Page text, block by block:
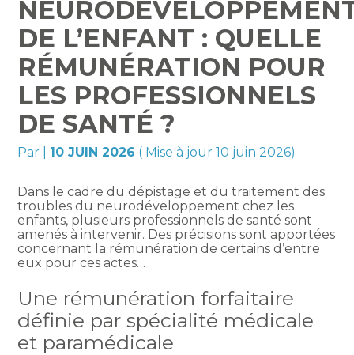
DE L’ENFANT : QUELLE
RÉMUNÉRATION POUR
LES PROFESSIONNELS
DE SANTÉ ?
Par 10 JUIN 2026 ( Mise à jour 10 juin 2026)
Dans le cadre du dépistage et du traitement des
troubles du neurodéveloppement chez les
enfants, plusieurs professionnels de santé sont
amenés à intervenir. Des précisions sont apportées
concernant la rémunération de certains d’entre
eux pour ces actes…
Une rémunération forfaitaire
définie par spécialité médicale
et paramédicale